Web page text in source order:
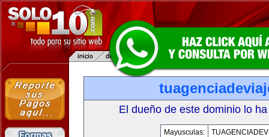
El dueño de este dominio lo
Mayusculas: